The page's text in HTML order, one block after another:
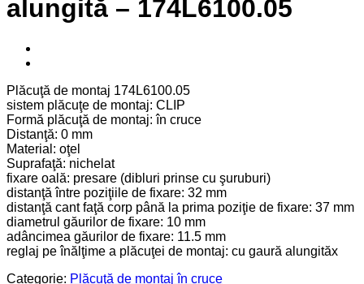
alungită – 174L6100.05
Plăcuţă de montaj 174L6100.05
sistem plăcuţe de montaj: CLIP
Formă plăcuţă de montaj: în cruce
Distanţă: 0 mm
Material: oţel
Suprafaţă: nichelat
fixare oală: presare (dibluri prinse cu şuruburi)
distanţă între poziţiile de fixare: 32 mm
distanţă cant faţă corp până la prima poziţie de fixare: 37 mm
diametrul găurilor de fixare: 10 mm
adâncimea găurilor de fixare: 11.5 mm
reglaj pe înălţime a plăcuţei de montaj: cu gaură alungităx
Categorie: Plăcuţă de montaj în cruce